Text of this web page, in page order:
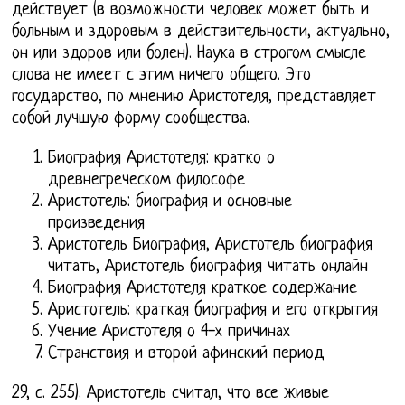
действует (в возможности человек может быть и
больным и здоровым в действительности, актуально,
он или здоров или болен). Наука в строгом смысле
слова не имеет с этим ничего общего. Это
государство, по мнению Аристотеля, представляет
собой лучшую форму сообщества.
Биография Аристотеля: кратко о
древнегреческом философе
Аристотель: биография и основные
произведения
Аристотель Биография, Аристотель биография
читать, Аристотель биография читать онлайн
Биография Аристотеля краткое содержание
Аристотель: краткая биография и его открытия
Учение Аристотеля о 4-х причинах
Странствия и второй афинский период
29, с. 255). Аристотель считал, что все живые